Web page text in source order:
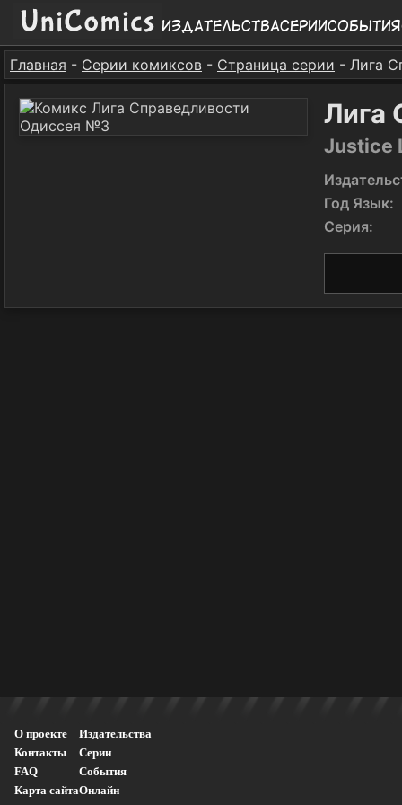
ИздательстваСерииСобытия
Главная - Серии комиксов - Страница серии - Лига
Лига
Justice
Год Язык:
Серия:
О проекте
Контакты
FAQ
Карта сайта
Издательства
Серии
События
Онлайн